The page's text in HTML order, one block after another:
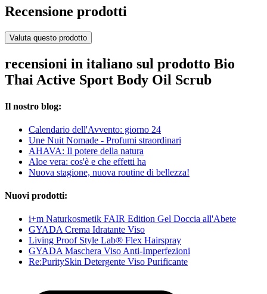
Recensione prodotti
Valuta questo prodotto
recensioni in italiano sul prodotto Bio
Thai Active Sport Body Oil Scrub
Il nostro blog:
Calendario dell'Avvento: giorno 24
Une Nuit Nomade - Profumi straordinari
AHAVA: Il potere della natura
Aloe vera: cos'è e che effetti ha
Nuova stagione, nuova routine di bellezza!
Nuovi prodotti:
i+m Naturkosmetik FAIR Edition Gel Doccia all'Abete
GYADA Crema Idratante Viso
Living Proof Style Lab® Flex Hairspray
GYADA Maschera Viso Anti-Imperfezioni
Re:PuritySkin Detergente Viso Purificante